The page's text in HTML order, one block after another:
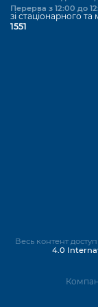
Перерва з 12:00 до
зі стаціонарного та
1551
Весь контент
4.0